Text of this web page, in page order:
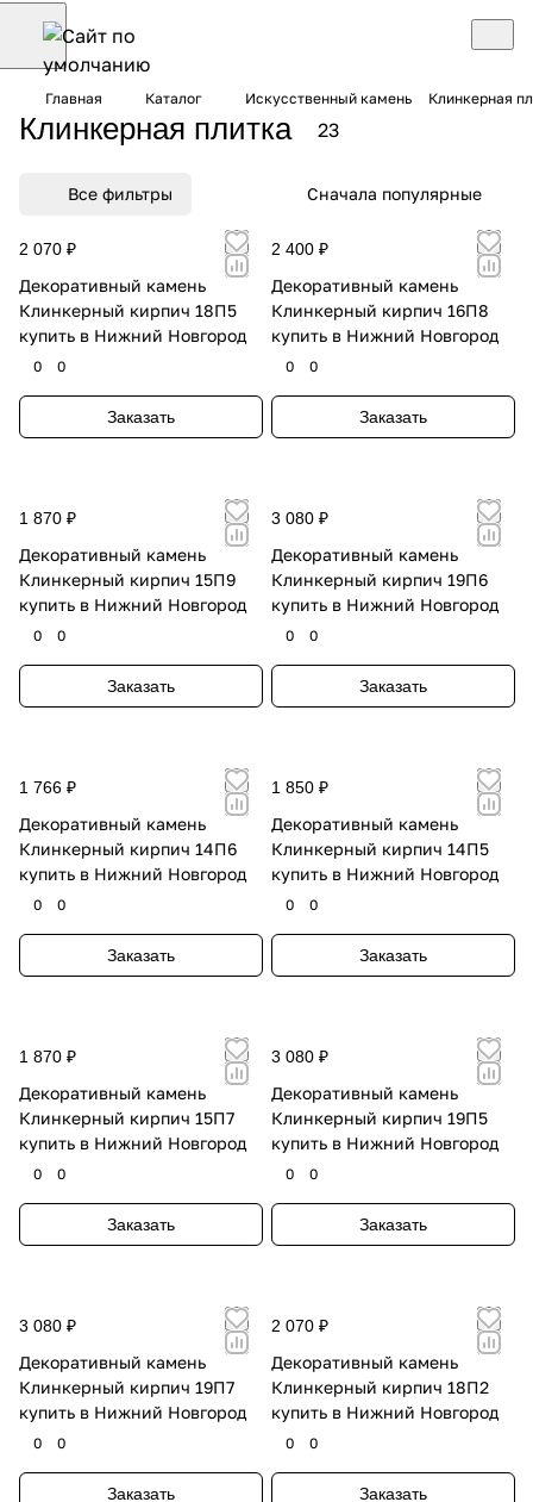
Главная Каталог Искусственный камень Клинкерная
Клинкерная плитка 23
Все фильтры Сначала популярные
2 070 ₽
Декоративный камень
Клинкерный кирпич 18П5
купить в Нижний Новгород
0 0
Заказать
2 400 ₽
Декоративный камень
Клинкерный кирпич 16П8
купить в Нижний Новгород
0 0
Заказать
1 870 ₽
Декоративный камень
Клинкерный кирпич 15П9
купить в Нижний Новгород
0 0
Заказать
3 080 ₽
Декоративный камень
Клинкерный кирпич 19П6
купить в Нижний Новгород
0 0
Заказать
1 766 ₽
Декоративный камень
Клинкерный кирпич 14П6
купить в Нижний Новгород
0 0
Заказать
1 850 ₽
Декоративный камень
Клинкерный кирпич 14П5
купить в Нижний Новгород
0 0
Заказать
1 870 ₽
Декоративный камень
Клинкерный кирпич 15П7
купить в Нижний Новгород
0 0
Заказать
3 080 ₽
Декоративный камень
Клинкерный кирпич 19П5
купить в Нижний Новгород
0 0
Заказать
3 080 ₽
Декоративный камень
Клинкерный кирпич 19П7
купить в Нижний Новгород
0 0
Заказать
2 070 ₽
Декоративный камень
Клинкерный кирпич 18П2
купить в Нижний Новгород
0 0
Заказать